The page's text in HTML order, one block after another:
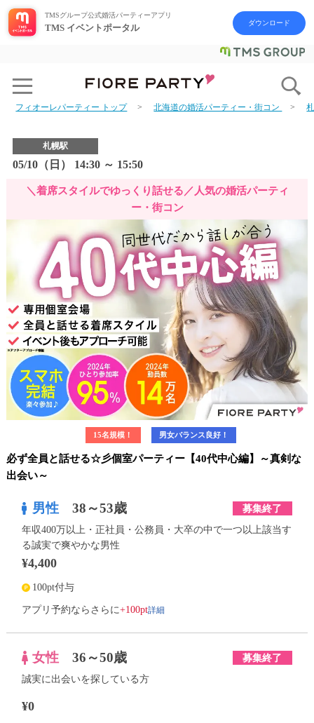
TMSグループ公式婚活パーティーアプリ
TMS イベントポータル ダウンロード
フィオーレパーティー トップ 北海道の婚活パーティー・街コン
札幌駅
05/10（日） 14:30 ～ 15:50
＼着席スタイルでゆっくり話せる／人気の婚活パーティ
ー・街コン
15名規模！ 男女バランス良好！
必ず全員と話せる☆彡個室パーティー【40代中心編】～真剣な
出会い～
男性 38～53歳 募集終了
年収400万以上・正社員・公務員・大卒の中で一つ以上該当す
る誠実で爽やかな男性
¥4,400
100pt付与
アプリ予約ならさらに+100pt詳細
女性 36～50歳 募集終了
誠実に出会いを探している方
¥0